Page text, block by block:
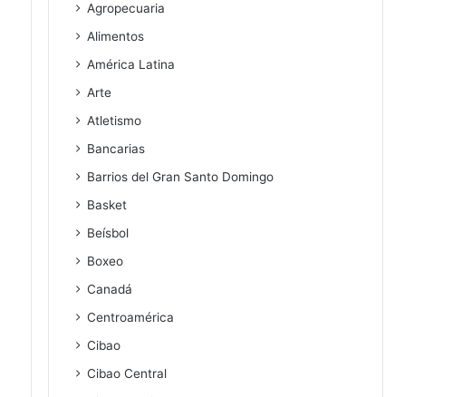
Agropecuaria
Alimentos
América Latina
Arte
Atletismo
Bancarias
Barrios del Gran Santo Domingo
Basket
Beísbol
Boxeo
Canadá
Centroamérica
Cibao
Cibao Central